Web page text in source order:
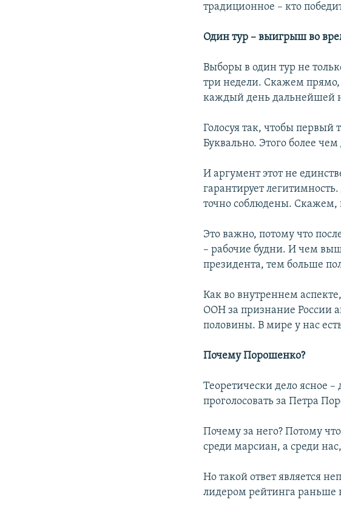
традиционное – кто
Один тур – выигрыш во
Выборы в один тур не
три недели. Скажем
каждый день дальнейшей
Голосуя так, чтобы
Буквально. Этого более чем
И аргумент этот не
гарантирует
точно соблюдены. Скажем,
Это важно, потому что
– рабочие будни. И чем
президента, тем больше
Как во внутреннем
ООН за признание России
половины. В мире у нас
Почему Порошенко?
Теоретически дело ясное
проголосовать за Петра
Почему за него? Потому
среди марсиан, а среди
Но такой ответ является
лидером рейтинга раньше